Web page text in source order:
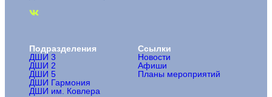
Подразделения
ДШИ 3
ДШИ 2
ДШИ 5
ДШИ Гармония
ДШИ им. Ковлера
Ссылки
Новости
Афиши
Планы мероприятий